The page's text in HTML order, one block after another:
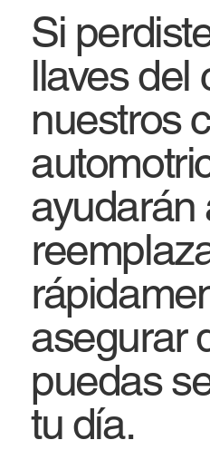
Si
llaves del
nuestros
ayudarán
asegurar
puedas
tu día.